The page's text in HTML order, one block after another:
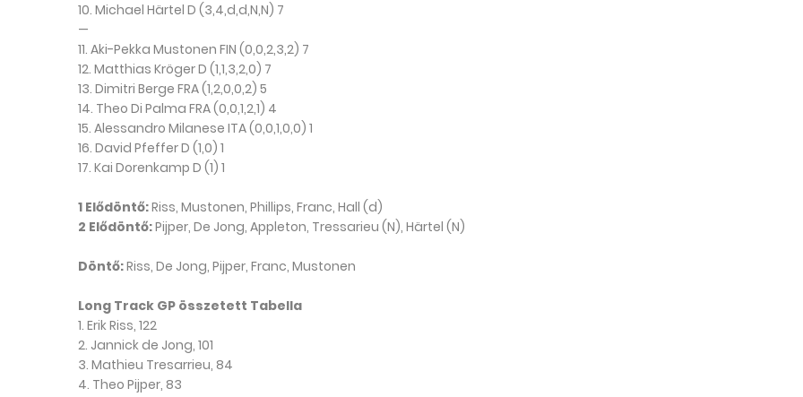
10. Michael Härtel D (3,4,d,d,N,N) 7
—
11. Aki-Pekka Mustonen FIN (0,0,2,3,2) 7
12. Matthias Kröger D (1,1,3,2,0) 7
13. Dimitri Berge FRA (1,2,0,0,2) 5
14. Theo Di Palma FRA (0,0,1,2,1) 4
15. Alessandro Milanese ITA (0,0,1,0,0) 1
16. David Pfeffer D (1,0) 1
17. Kai Dorenkamp D (1) 1
1 Elődöntő:Riss, Mustonen, Phillips, Franc, Hall (d)
2 Elődöntő:Pijper, De Jong, Appleton, Tressarieu (N), Härtel (N)
Döntő:Riss, De Jong, Pijper, Franc, Mustonen
Long Track GP összetett Tabella
1. Erik Riss, 122
2. Jannick de Jong, 101
3. Mathieu Tresarrieu, 84
4. Theo Pijper, 83